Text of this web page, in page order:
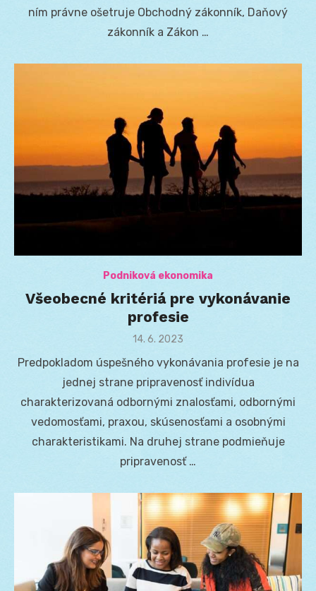
ním právne ošetruje Obchodný zákonník, Daňový
zákonník a Zákon …
Podniková ekonomika
Všeobecné kritériá pre vykonávanie
profesie
Posted
14. 6. 2023
Predpokladom úspešného vykonávania profesie je na
jednej strane pripravenosť indivídua
charakterizovaná odbornými znalosťami, odbornými
vedomosťami, praxou, skúsenosťami a osobnými
charakteristikami. Na druhej strane podmieňuje
pripravenosť …